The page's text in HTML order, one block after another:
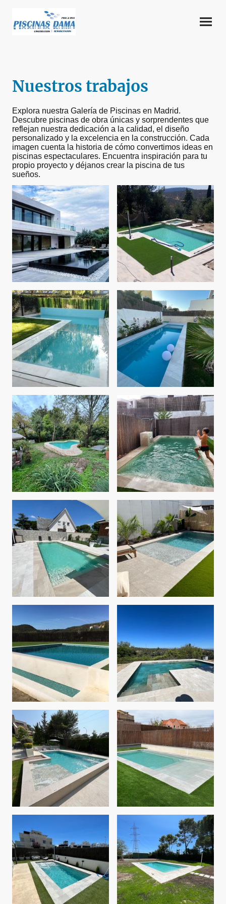
Nuestros trabajos
Explora nuestra Galería de Piscinas en Madrid.
Descubre piscinas de obra únicas y sorprendentes que
reflejan nuestra dedicación a la calidad, el diseño
personalizado y la excelencia en la construcción. Cada
imagen cuenta la historia de cómo convertimos ideas en
piscinas espectaculares. Encuentra inspiración para tu
propio proyecto y déjanos crear la piscina de tus
sueños.